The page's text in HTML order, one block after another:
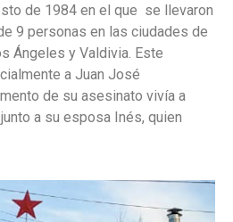
de 1984 en el que se llevaron
9 personas en las ciudades de
Ángeles y Valdivia. Este
a Juan José
de su asesinato vivía a
a su esposa Inés, quien